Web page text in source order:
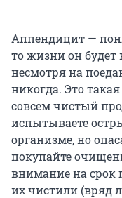
Аппендицит —
то жизни он будет
несмотря на
никогда. Это
совсем чистый
испытываете
организме, но
покупайте
внимание на срок
их чистили (вряд